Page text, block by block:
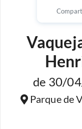
de 30/
Parque de